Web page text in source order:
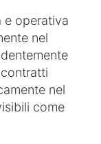
e operativa
nel
nel
come